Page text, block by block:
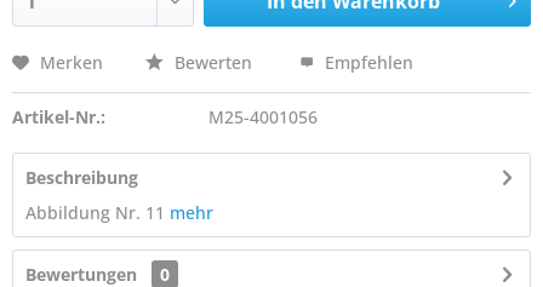
Merken Bewerten Empfehlen
Artikel-Nr.: M25-4001056
Beschreibung
Abbildung Nr. 11 mehr
Bewertungen
0